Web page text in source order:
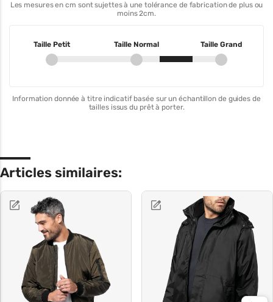
Les mesures en cm sont sujettes à une tolérance de fabrication de plus ou
moins 2cm.
Taille Petit Taille Normal Taille Grand
Information donnée à titre indicatif basée sur un échantillon de guides de
tailles issus du prêt à porter.
Articles similaires: